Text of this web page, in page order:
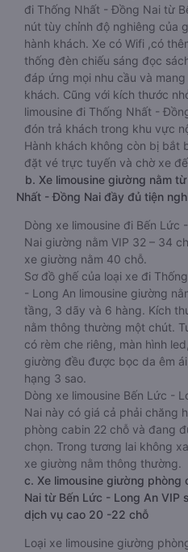
đi Thống Nhất - Đồng Nai từ
nút tùy chỉnh độ nghiêng của
hành khách. Xe có Wifi ,có
thống đèn chiếu sáng đọc
đáp ứng mọi nhu cầu và
khách. Cũng với kích thước
limousine đi Thống Nhất -
đón trả khách trong khu vực
Hành khách không còn bị bắt
đặt vé trực tuyến và chờ xe
b. Xe limousine giường nằm
Nhất - Đồng Nai đầy đủ tiện
Dòng xe limousine đi Bến
Nai giường nằm VIP 32 – 34
xe giường nằm 40 chỗ.
Sơ đồ ghế của loại xe đi
- Long An limousine giường
tầng, 3 dãy và 6 hàng. Kích
nằm thông thường một chút.
có rèm che riêng, màn hình
giường đều được bọc da êm
hạng 3 sao.
Dòng xe limousine Bến Lức -
Nai này có giá cả phải chăng
phòng cabin 22 chỗ và đang
chọn. Trong tương lai không
xe giường nằm thông thường.
c. Xe limousine giường phòng
Nai từ Bến Lức - Long An VIP
dịch vụ cao 20 -22 chỗ
Loại xe limousine giường